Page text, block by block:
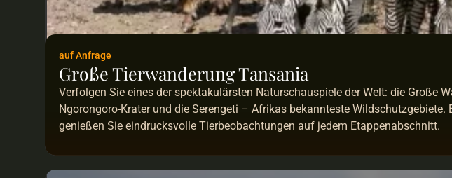
auf Anfrage
Große Tierwanderung Tansania
Verfolgen Sie eines der spektakulärsten Naturschauspiele der Welt: die Große
Ngorongoro-Krater und die Serengeti – Afrikas bekannteste
genießen Sie eindrucksvolle Tierbeobachtungen auf jedem Etappenabschnitt.